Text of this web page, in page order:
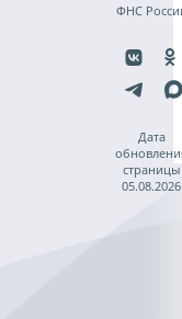
ФНС
Дата
страницы
05.08.2026